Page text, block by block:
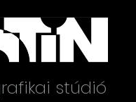
stúdió